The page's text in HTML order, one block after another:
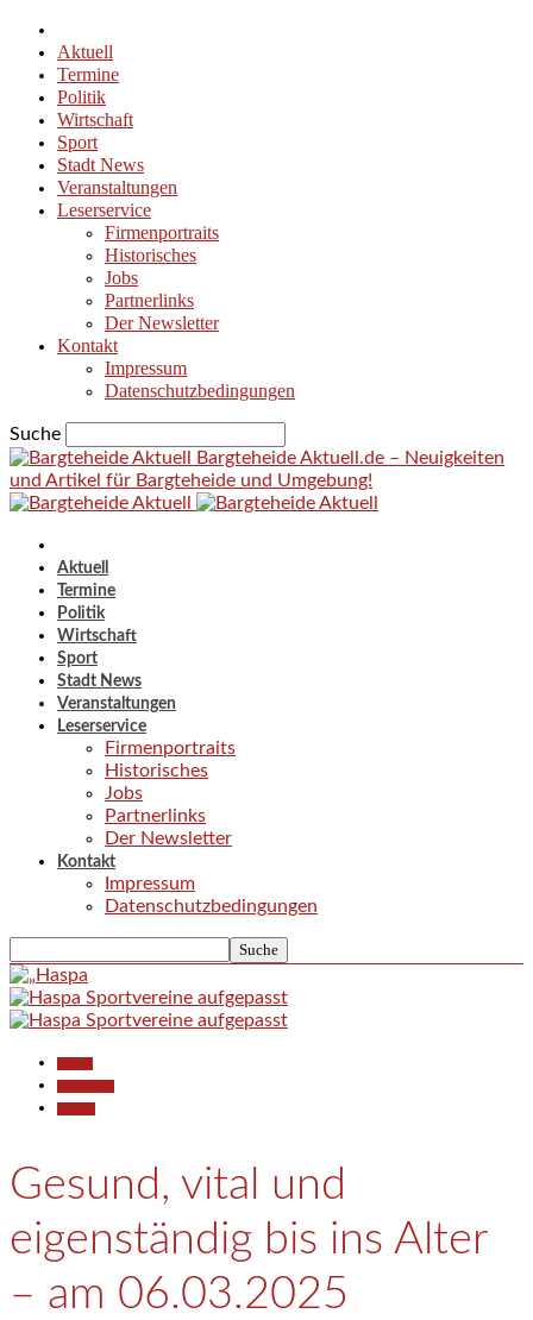
Aktuell
Termine
Politik
Wirtschaft
Sport
Stadt News
Veranstaltungen
Leserservice
Firmenportraits
Historisches
Jobs
Partnerlinks
Der Newsletter
Kontakt
Impressum
Datenschutzbedingungen
Suche
Bargteheide Aktuell.de – Neuigkeiten
und Artikel für Bargteheide und Umgebung!
Aktuell
Termine
Politik
Wirtschaft
Sport
Stadt News
Veranstaltungen
Leserservice
Firmenportraits
Historisches
Jobs
Partnerlinks
Der Newsletter
Kontakt
Impressum
Datenschutzbedingungen
Gesund, vital und
eigenständig bis ins Alter
– am 06.03.2025